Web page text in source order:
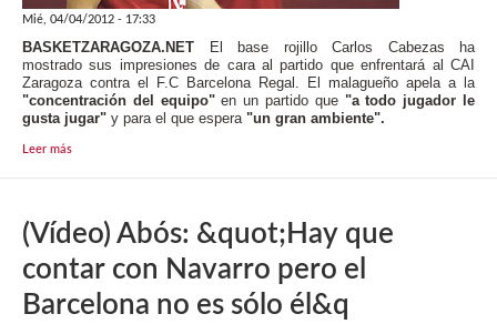
Mié, 04/04/2012 - 17:33
BASKETZARAGOZA.NET El base rojillo Carlos Cabezas ha
mostrado sus impresiones de cara al partido que enfrentará al CAI
Zaragoza contra el F.C Barcelona Regal. El malagueño apela a la
"concentración del equipo"en un partido que "a todo jugador le
gusta jugar" y para el que espera"un gran ambiente".
Leer más
(Vídeo) Abós: &quot;Hay que
contar con Navarro pero el
Barcelona no es sólo él&q